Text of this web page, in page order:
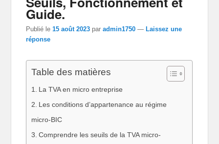
Guide.
Publié le15 août 2023 paradmin1750 —Laissez une
réponse
Table des matières
La TVA en micro entreprise
Les conditions d’appartenance au régime
micro-BIC
Comprendre les seuils de la TVA micro-